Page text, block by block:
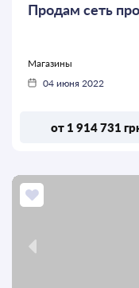
Продам сеть
Магазины
04 июня 2022
от 1 914 731